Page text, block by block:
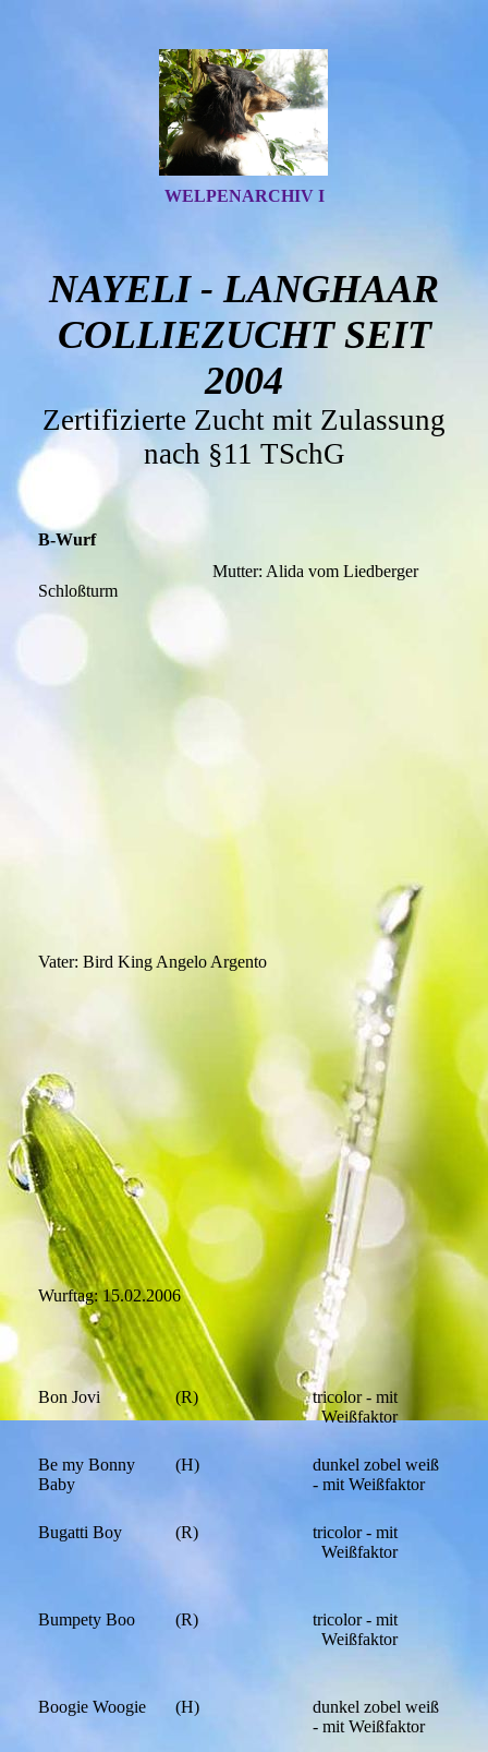
WELPENARCHIV I
NAYELI - LANGHAAR
COLLIEZUCHT SEIT
2004
Zertifizierte Zucht mit Zulassung
nach §11 TSchG
B-Wurf
Mutter: Alida vom Liedberger
Schloßturm
Vater: Bird King Angelo Argento
Wurftag: 15.02.2006
Bon Jovi (R)
tricolor - mit
Weißfaktor
Be my Bonny
Baby
(H)
dunkel zobel weiß
- mit Weißfaktor
Bugatti Boy (R)
tricolor - mit
Weißfaktor
Bumpety Boo (R)
tricolor - mit
Weißfaktor
Boogie Woogie (H)
dunkel zobel weiß
- mit Weißfaktor